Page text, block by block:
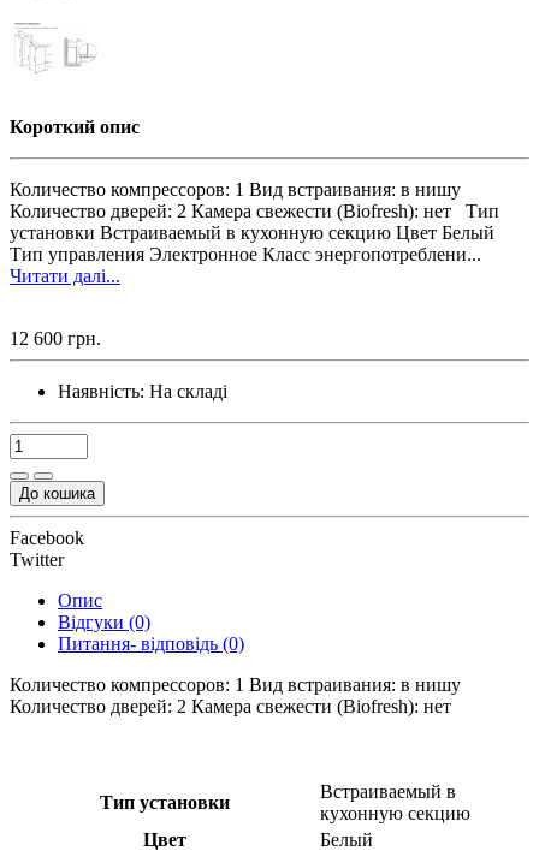
Короткий опис
Количество компрессоров: 1 Вид встраивания: в нишу
Количество дверей: 2 Камера свежести (Biofresh): нет Тип
установки Встраиваемый в кухонную секцию Цвет Белый
Тип управления Электронное Класс энергопотреблени...
Читати далі...
12 600 грн.
Наявність: На складі
До кошика
Facebook
Twitter
Опис
Відгуки (0)
Питання- відповідь (0)
Количество компрессоров: 1 Вид встраивания: в нишу
Количество дверей: 2 Камера свежести (Biofresh): нет
Тип установки
Встраиваемый в
кухонную секцию
Цвет
Белый